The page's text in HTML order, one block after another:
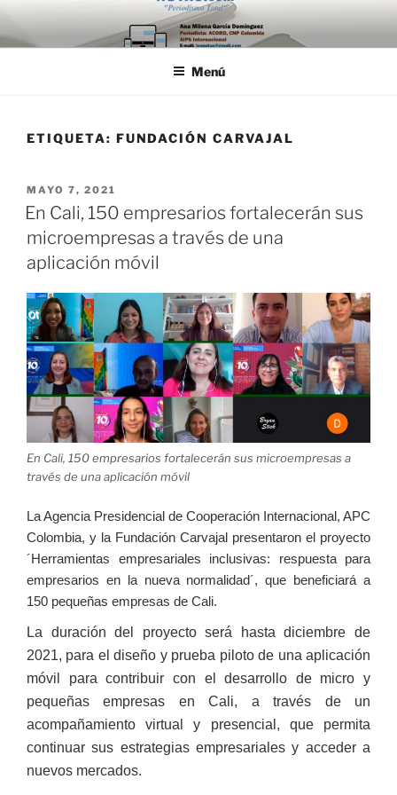
Saltar
al
contenido
Menú
ETIQUETA: FUNDACIÓN CARVAJAL
PUBLICADO
EL
MAYO 7, 2021
En Cali, 150 empresarios fortalecerán sus
microempresas a través de una
aplicación móvil
En Cali, 150 empresarios fortalecerán sus microempresas a
través de una aplicación móvil
La Agencia Presidencial de Cooperación Internacional, APC
Colombia, y la Fundación Carvajal presentaron el proyecto
´Herramientas empresariales inclusivas: respuesta para
empresarios en la nueva normalidad´, que beneficiará a
150 pequeñas empresas de Cali.
La duración del proyecto será hasta diciembre de
2021, para el diseño y prueba piloto de una aplicación
móvil para contribuir con el desarrollo de micro y
pequeñas empresas en Cali, a través de un
acompañamiento virtual y presencial, que permita
continuar sus estrategias empresariales y acceder a
nuevos mercados.